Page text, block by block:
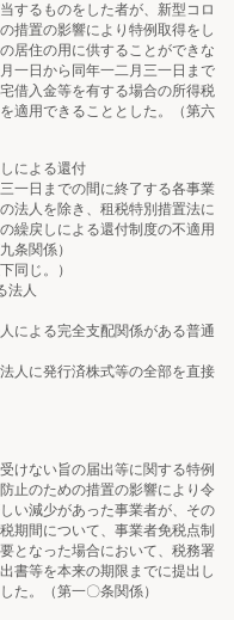
るものをした者が、新型コロ
措置の影響により特例取得をし
居住の用に供することができな
一日から同年一二月三一日まで
借入金等を有する場合の所得税
適用できることとした。（第六
による還付
一日までの間に終了する各事業
法人を除き、租税特別措置法に
繰戻しによる還付制度の不適用
条関係）
同じ。）
法人
よる完全支配関係がある普通
人に発行済株式等の全部を直接
けない旨の届出等に関する特例
止のための措置の影響により令
い減少があった事業者が、その
期間について、事業者免税点制
となった場合において、税務署
書等を本来の期限までに提出し
た。（第一〇条関係）